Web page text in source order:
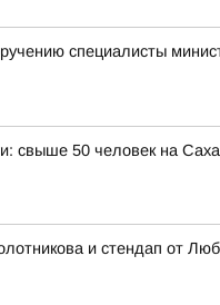
специалисты
свыше 50 человек на
и стендап от